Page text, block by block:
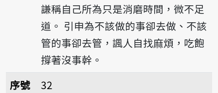
謙稱自己所為只是消磨時間，微不足
道。 引申為不該做的事卻去做、不該
管的事卻去管，諷人自找麻煩，吃飽
撐著沒事幹。
序號32食飯皇帝大。
序號
32